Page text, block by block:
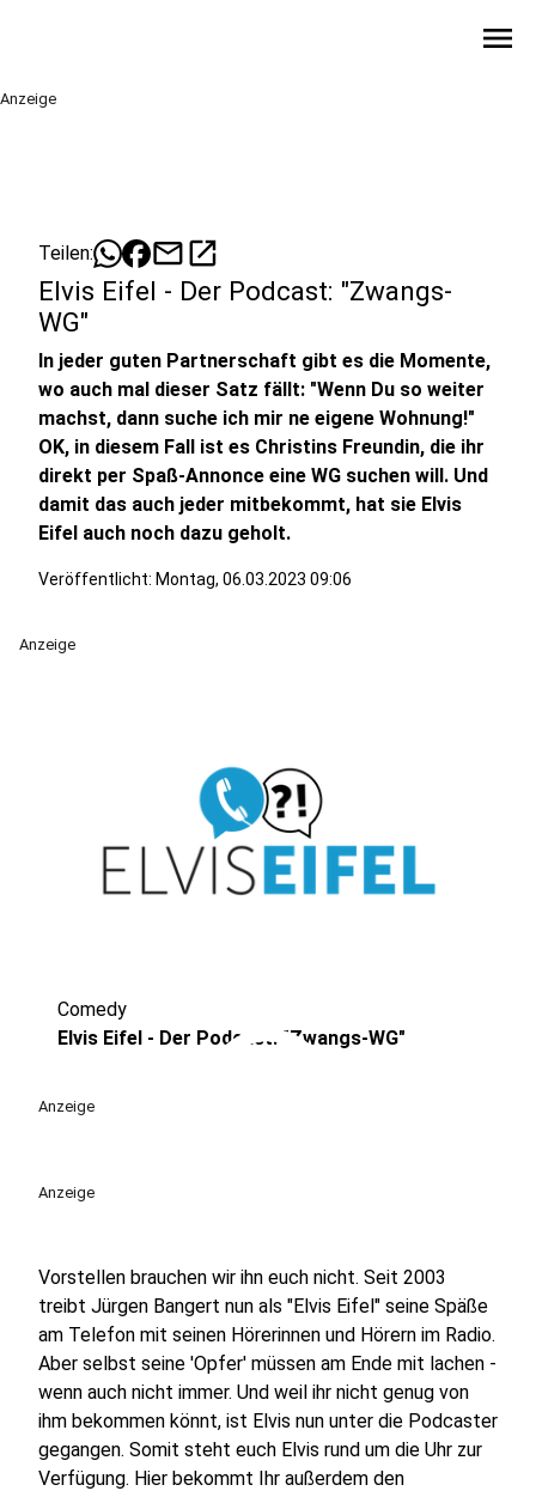
menu
Anzeige
Teilen: mailopen_in_new
Elvis Eifel - Der Podcast: "Zwangs-
WG"
In jeder guten Partnerschaft gibt es die Momente,
wo auch mal dieser Satz fällt: "Wenn Du so weiter
machst, dann suche ich mir ne eigene Wohnung!"
OK, in diesem Fall ist es Christins Freundin, die ihr
direkt per Spaß-Annonce eine WG suchen will. Und
damit das auch jeder mitbekommt, hat sie Elvis
Eifel auch noch dazu geholt.
Veröffentlicht: Montag, 06.03.2023 09:06
Anzeige
play_circle
Comedy
Elvis Eifel - Der Podcast: "Zwangs-WG"
Anzeige
Anzeige
Vorstellen brauchen wir ihn euch nicht. Seit 2003
treibt Jürgen Bangert nun als "Elvis Eifel" seine Späße
am Telefon mit seinen Hörerinnen und Hörern im Radio.
Aber selbst seine 'Opfer' müssen am Ende mit lachen -
wenn auch nicht immer. Und weil ihr nicht genug von
ihm bekommen könnt, ist Elvis nun unter die Podcaster
gegangen. Somit steht euch Elvis rund um die Uhr zur
Verfügung. Hier bekommt Ihr außerdem den